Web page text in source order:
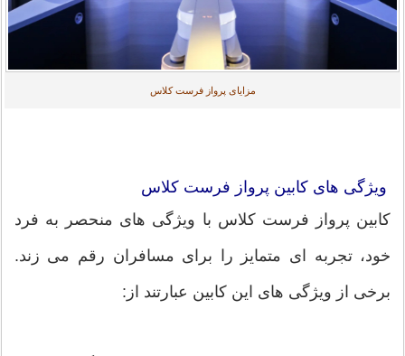
مزایای پرواز فرست کلاس
ویژگی های کابین پرواز فرست کلاس
کابین پرواز فرست کلاس با ویژگی های منحصر به فرد
خود، تجربه ای متمایز را برای مسافران رقم می زند.
برخی از ویژگی های این کابین عبارتند از: